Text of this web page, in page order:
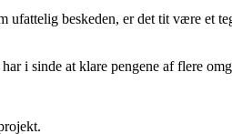
ufattelig beskeden, er det tit være et
i sinde at klare pengene af flere